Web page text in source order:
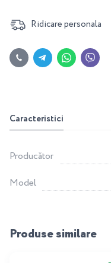
Ridicare personala
Caracteristici
Producător
Model
Produse similare